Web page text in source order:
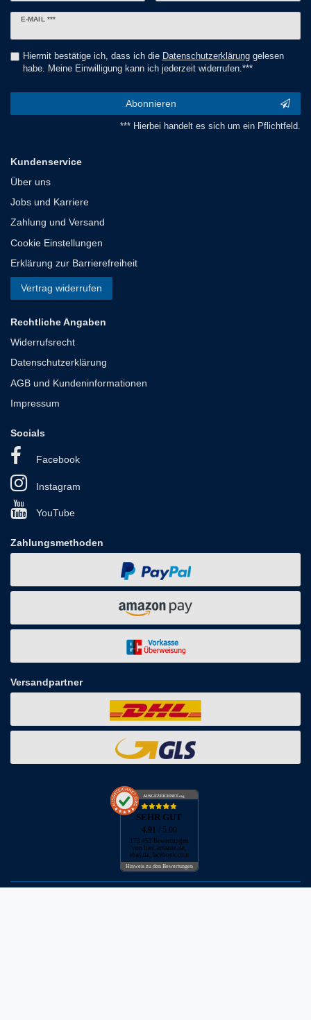
E-MAIL ***
Newsletter
Hiermit bestätige ich, dass ich die Daten­schutz­erklärunggelesen
habe. Meine Einwilligung kann ich jederzeit widerrufen.***
Abonnieren
*** Hierbei handelt es sich um ein Pflichtfeld.
Kundenservice
Über uns
Jobs und Karriere
Zahlung und Versand
Cookie Einstellungen
Erklärung zur Barrierefreiheit
Vertrag widerrufen
Rechtliche Angaben
Widerrufsrecht
Datenschutzerklärung
AGB und Kundeninformationen
Impressum
Socials
Facebook
Instagram
YouTube
Zahlungsmethoden
Versandpartner
AUSGEZEICHNET.org
SEHR GUT
4.91 / 5.00
173.452 Bewertungen
von hier, amazon.de,
ebay.de, facebook.com
Hinweis zu den Bewertungen